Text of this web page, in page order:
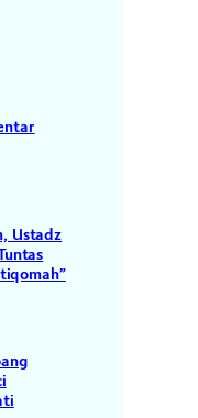
Ustadz